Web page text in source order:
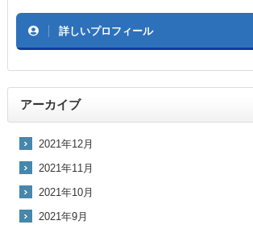
詳しいプロフィール
アーカイブ
2021年12月
2021年11月
2021年10月
2021年9月